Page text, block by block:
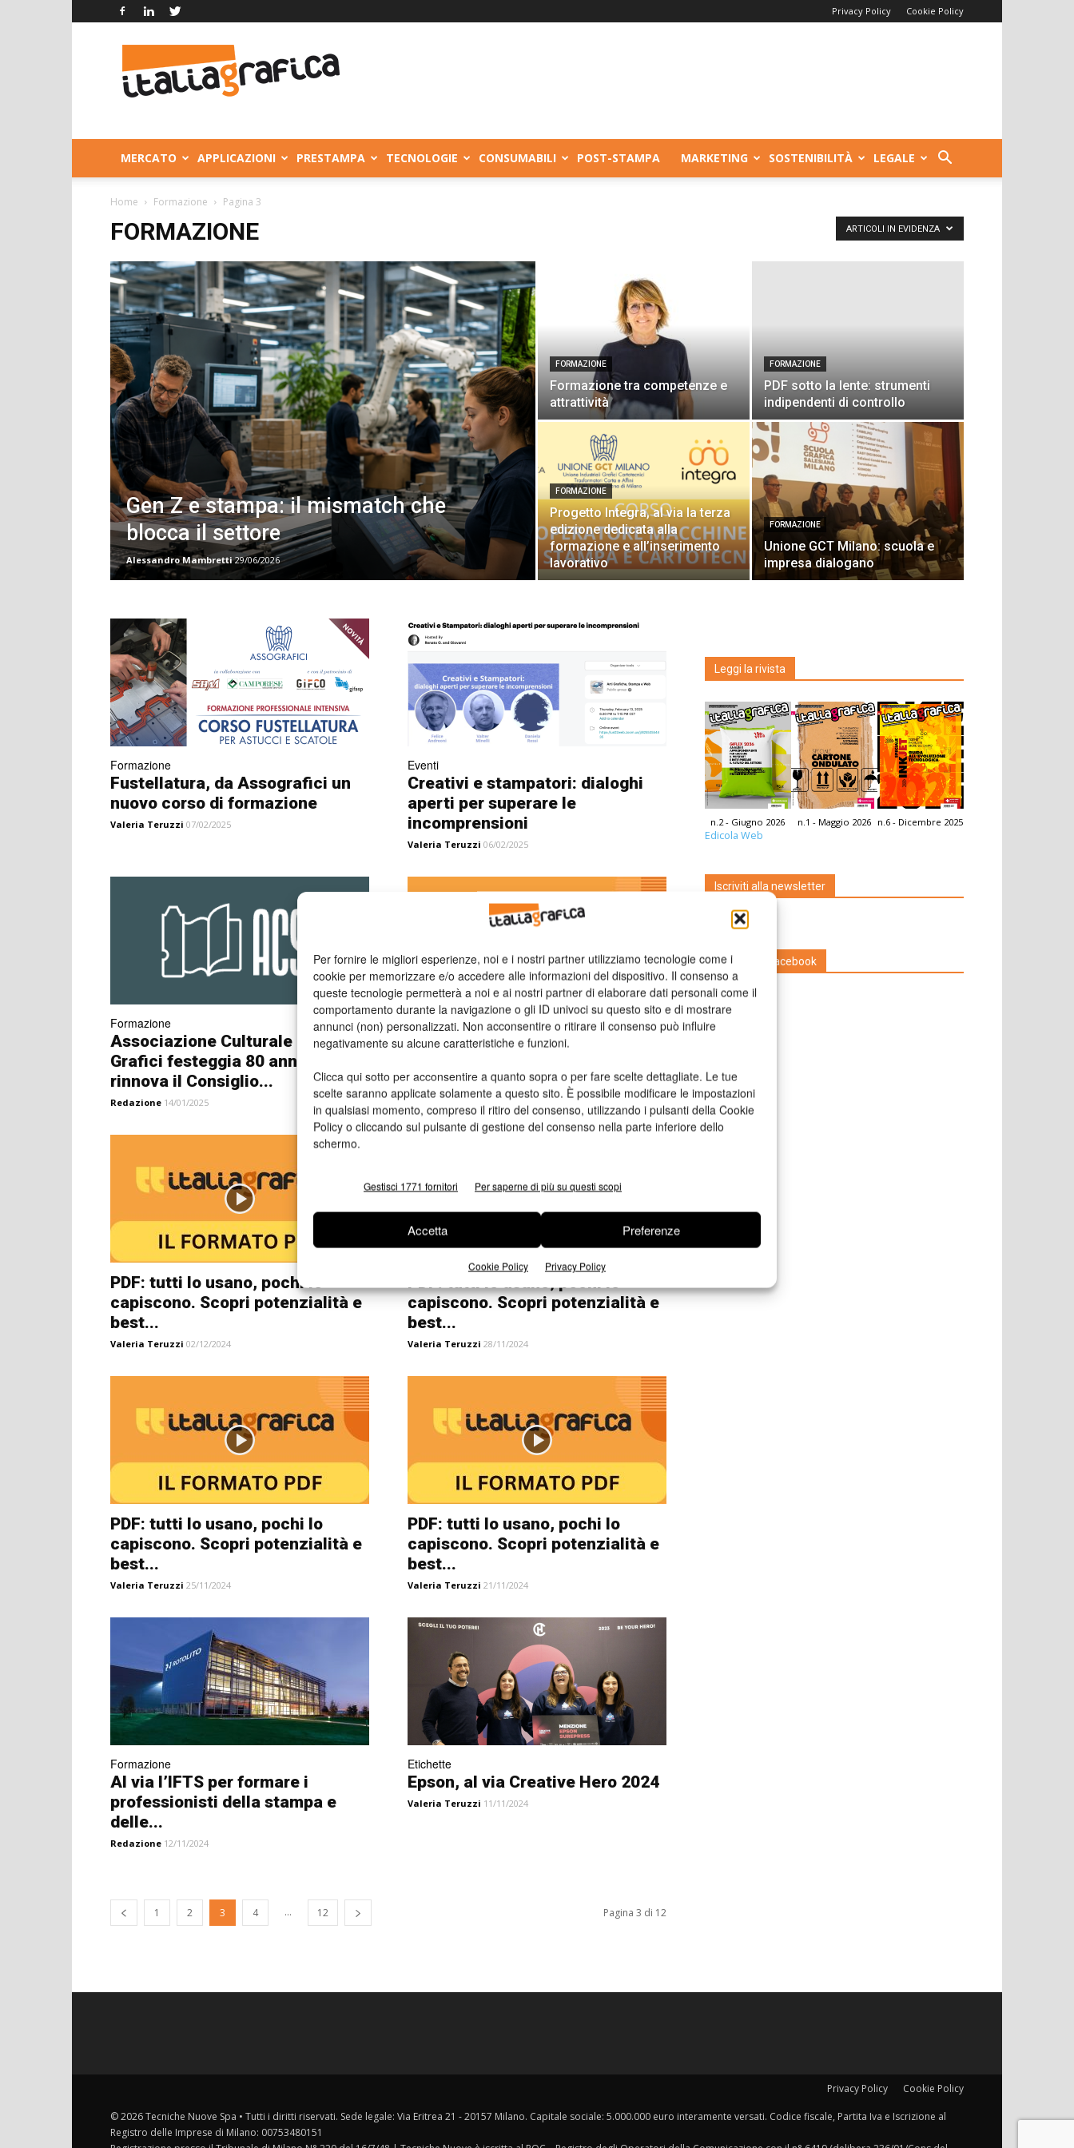
Per fornire le migliori esperienze, noi e i nostri partner utilizziamo tecnologie come i
cookie per memorizzare e/o accedere alle informazioni del dispositivo. Il consenso a
queste tecnologie permetterà a noi e ai nostri partner di elaborare dati personali come il
comportamento durante la navigazione o gli ID univoci su questo sito e di mostrare
annunci (non) personalizzati. Non acconsentire o ritirare il consenso può influire
negativamente su alcune caratteristiche e funzioni.
Clicca qui sotto per acconsentire a quanto sopra o per fare scelte dettagliate. Le tue
scelte saranno applicate solamente a questo sito. È possibile modificare le impostazioni
in qualsiasi momento, compreso il ritiro del consenso, utilizzando i pulsanti della Cookie
Policy o cliccando sul pulsante di gestione del consenso nella parte inferiore dello
schermo.
Gestisci 1771 fornitori Per saperne di più su questi scopi
Accetta Preferenze
Cookie Policy Privacy Policy
Privacy Policy Cookie Policy
Grafica
MERCATO APPLICAZIONI PRESTAMPA TECNOLOGIE CONSUMABILI POST-STAMPA MARKETING SOSTENIBILITÀ LEGALE
Home Formazione Pagina 3
FORMAZIONE ARTICOLI IN EVIDENZA
Gen Z e stampa: il mismatch che
blocca il settore
Alessandro Mambretti 29/06/2026
FORMAZIONE
Formazione tra competenze e
attrattività
FORMAZIONE
PDF sotto la lente: strumenti
indipendenti di controllo
FORMAZIONE
Progetto Integra, al via la terza
edizione dedicata alla
formazione e all’inserimento
lavorativo
FORMAZIONE
Unione GCT Milano: scuola e
impresa dialogano
Formazione
Fustellatura, da Assografici un
nuovo corso di formazione
Valeria Teruzzi 07/02/2025
Eventi
Creativi e stampatori: dialoghi
aperti per superare le
incomprensioni
Valeria Teruzzi 06/02/2025
Formazione
Associazione Culturale Studi
Grafici festeggia 80 anni e
rinnova il Consiglio...
Redazione 14/01/2025
PDF: tutti lo usano, pochi lo
capiscono. Scopri potenzialità e
Valeria Teruzzi 05/12/2024
PDF: tutti lo usano, pochi lo
capiscono. Scopri potenzialità e
best...
Valeria Teruzzi 02/12/2024
PDF: tutti lo usano, pochi lo
capiscono. Scopri potenzialità e
best...
Valeria Teruzzi 28/11/2024
PDF: tutti lo usano, pochi lo
capiscono. Scopri potenzialità e
best...
Valeria Teruzzi 25/11/2024
PDF: tutti lo usano, pochi lo
capiscono. Scopri potenzialità e
best...
Valeria Teruzzi 21/11/2024
Formazione
Al via l’IFTS per formare i
professionisti della stampa e
delle...
Redazione 12/11/2024
Etichette
Epson, al via Creative Hero 2024
Valeria Teruzzi 11/11/2024
1 2 3 4 ... 12 Pagina 3 di 12
Leggi la rivista
n.2 - Giugno 2026 n.1 - Maggio 2026 n.6 - Dicembre 2025
Edicola Web
Iscriviti alla newsletter
Seguici su Facebook
Privacy Policy Cookie Policy
© 2026 Tecniche Nuove Spa • Tutti i diritti riservati. Sede legale: Via Eritrea 21 - 20157 Milano. Capitale sociale: 5.000.000 euro interamente versati. Codice fiscale, Partita Iva e Iscrizione al
Registro delle Imprese di Milano: 00753480151